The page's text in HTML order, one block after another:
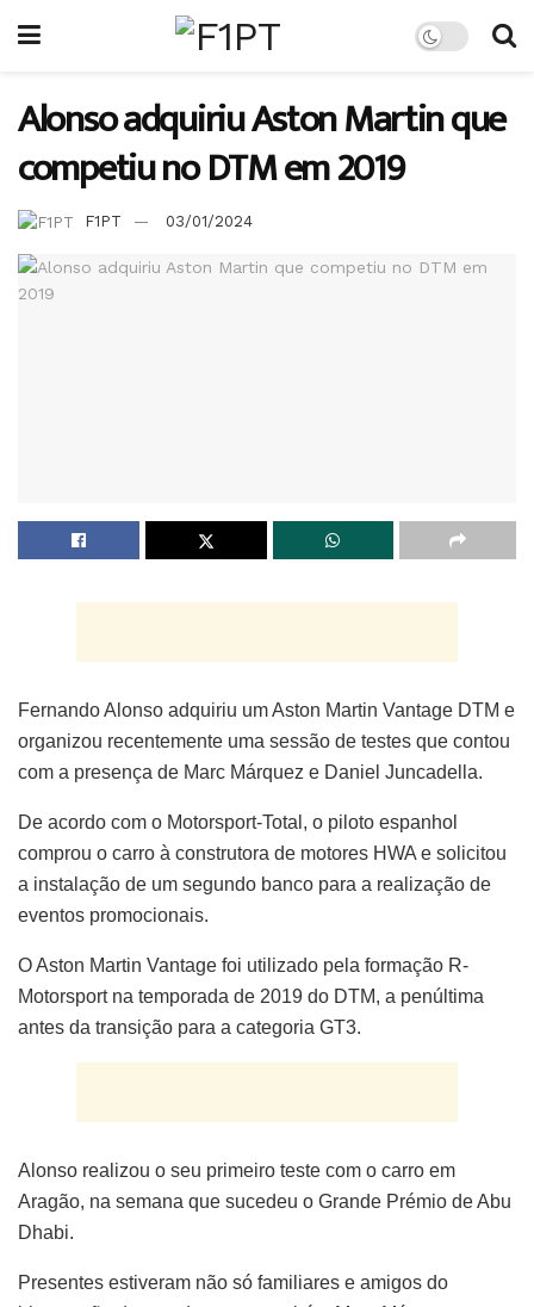
Alonso adquiriu Aston Martin que
competiu no DTM em 2019
F1PT 03/01/2024
Fernando Alonso adquiriu um Aston Martin Vantage DTM e
organizou recentemente uma sessão de testes que contou
com a presença de Marc Márquez e Daniel Juncadella.
De acordo com o Motorsport-Total, o piloto espanhol
comprou o carro à construtora de motores HWA e solicitou
a instalação de um segundo banco para a realização de
eventos promocionais.
O Aston Martin Vantage foi utilizado pela formação R-
Motorsport na temporada de 2019 do DTM, a penúltima
antes da transição para a categoria GT3.
Alonso realizou o seu primeiro teste com o carro em
Aragão, na semana que sucedeu o Grande Prémio de Abu
Dhabi.
Presentes estiveram não só familiares e amigos do